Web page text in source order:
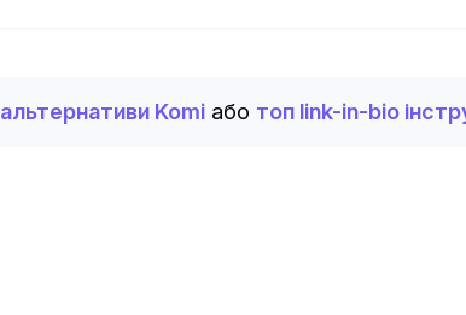
альтернативи Komi або топ link-in-bio